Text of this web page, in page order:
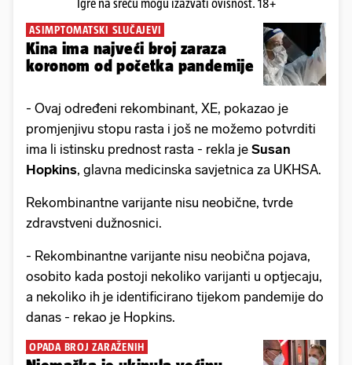
Igre na sreću mogu izazvati ovisnost. 18+
ASIMPTOMATSKI SLUČAJEVI
Kina ima najveći broj zaraza
koronom od početka pandemije
- Ovaj određeni rekombinant, XE, pokazao je
promjenjivu stopu rasta i još ne možemo potvrditi
ima li istinsku prednost rasta - rekla je Susan
Hopkins, glavna medicinska savjetnica za UKHSA.
Rekombinantne varijante nisu neobične, tvrde
zdravstveni dužnosnici.
- Rekombinantne varijante nisu neobična pojava,
osobito kada postoji nekoliko varijanti u optjecaju,
a nekoliko ih je identificirano tijekom pandemije do
danas - rekao je Hopkins.
OPADA BROJ ZARAŽENIH